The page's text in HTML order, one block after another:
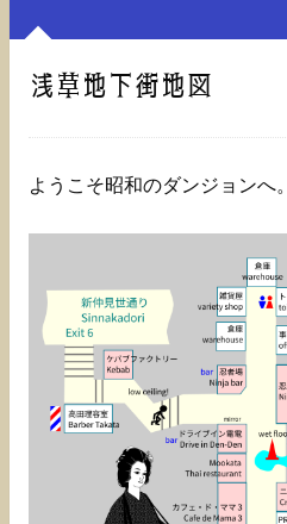
浅草地下街地図
ようこそ昭和のダンジョンへ。